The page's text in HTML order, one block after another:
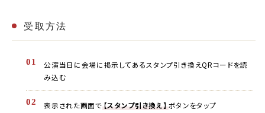
受取方法
01
公演当日に会場に掲示してあるスタンプ引き換えQRコードを読
み込む
02 表示された画面で 【スタンプ引き換え】 ボタンをタップ